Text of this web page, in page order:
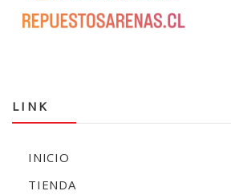
LINK
INICIO
TIENDA